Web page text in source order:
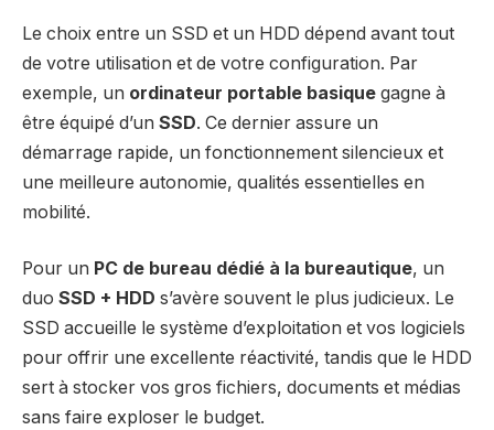
Le choix entre un SSD et un HDD dépend avant tout
de votre utilisation et de votre configuration. Par
exemple, un ordinateur portable basique gagne à
être équipé d’un SSD. Ce dernier assure un
démarrage rapide, un fonctionnement silencieux et
une meilleure autonomie, qualités essentielles en
mobilité.
Pour un PC de bureau dédié à la bureautique, un
duo SSD + HDD s’avère souvent le plus judicieux. Le
SSD accueille le système d’exploitation et vos logiciels
pour offrir une excellente réactivité, tandis que le HDD
sert à stocker vos gros fichiers, documents et médias
sans faire exploser le budget.